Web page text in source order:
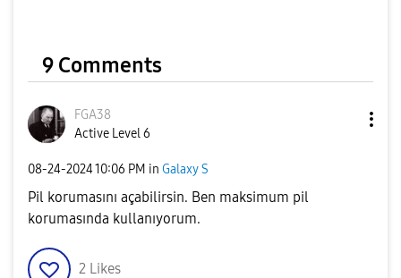
9 Comments
FGA38
Active Level 6
‎08-24-202410:06 PM in Galaxy S
Pil korumasını açabilirsin. Ben maksimum pil
korumasında kullanıyorum.
2 Likes